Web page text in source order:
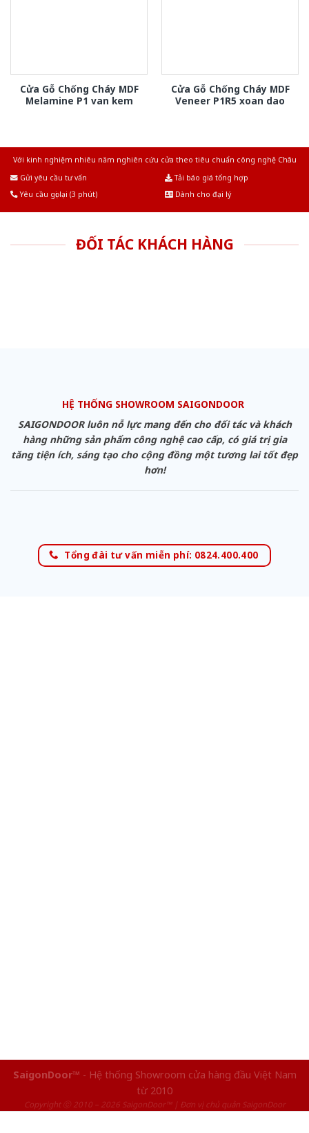
Cửa Gỗ Chống Cháy MDF
Melamine P1 van kem
Cửa Gỗ Chống Cháy MDF
Veneer P1R5 xoan dao
Với kinh nghiệm nhiêu năm nghiên cứu cửa theo tiêu chuẩn công nghệ Châu
Gửi yêu cầu tư vấn
Tải báo giá tổng hợp
Yêu cầu gọi lại (3 phút)
Dành cho đại lý
ĐỐI TÁC KHÁCH HÀNG
HỆ THỐNG SHOWROOM SAIGONDOOR
SAIGONDOOR luôn nỗ lực mang đến cho đối tác và khách
hàng những sản phẩm công nghệ cao cấp, có giá trị gia
tăng tiện ích, sáng tạo cho cộng đồng một tương lai tốt đẹp
hơn!
Tổng đài tư vấn miễn phí: 0824.400.400
SaigonDoor™ - Hệ thống Showroom cửa hàng đầu Việt Nam
từ 2010
Copyright ⓒ 2010 – 2026 SaigonDoor™ | Đơn vị chủ quản SaigonDoor